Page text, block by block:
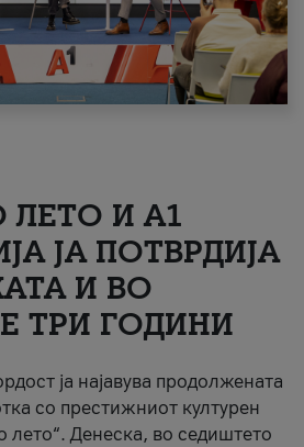
И A1
ЈА ПОТВРДИЈА
И ВО
ТРИ ГОДИНИ
ја најавува продолжената
со престижниот културен
лето“. Денеска, во седиштето